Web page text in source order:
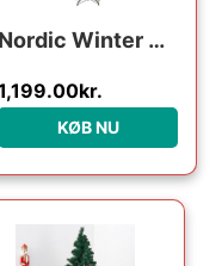
Nordic Winter Alva kunstigt juletræ, 200 x 134 cm
kr.
KØB NU